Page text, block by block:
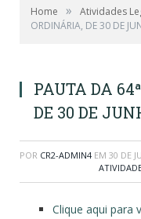
Home » Atividades
ORDINÁRIA, DE 30 DE
PAUTA DA
DE 30 DE
POR CR2-ADMIN4 EM 30 DE
Clique aqui para